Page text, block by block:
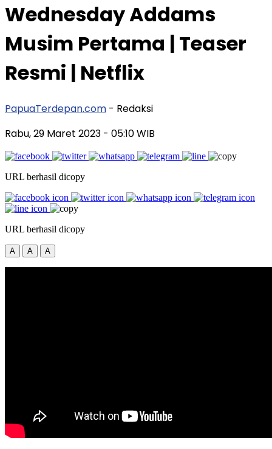
Wednesday Addams
Musim Pertama | Teaser
Resmi | Netflix
PapuaTerdepan.com - Redaksi
Rabu, 29 Maret 2023 - 05:10 WIB
URL berhasil dicopy
URL berhasil dicopy
A A A